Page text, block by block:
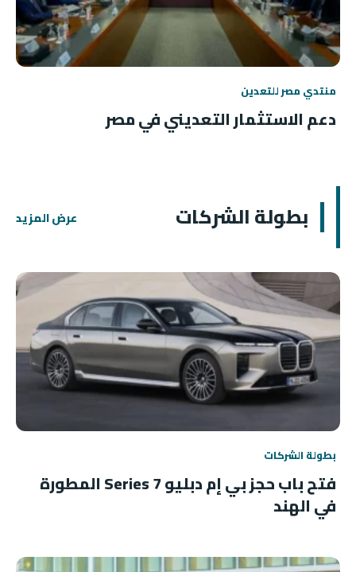
منتدي مصر للتعدين
دعم الاستثمار التعديني في مصر
بطولة الشركات عرض المزيد
بطولة الشركات
فتح باب حجز بي إم دبليو 7 Series المطورة
في الهند